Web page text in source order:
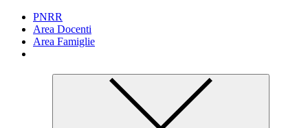
PNRR
Area Docenti
Area Famiglie